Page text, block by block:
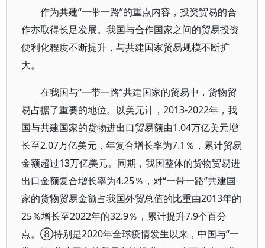
作为共建“一带一路”的重点内容，投资贸易的合
作亦取得长足发展。我国与合作国家之间的贸易投资
便利化程度不断提升，与共建国家贸易规模不断扩
大。
在我国与“一带一路”共建国家的贸易中，货物贸
易占据了重要的地位。以美元计，2013-2022年，我
国与共建国家的货物进出口贸易额由1.04万亿美元增
长至2.07万亿美元，年复合增长率为7.1％，累计贸易
金额超过13万亿美元。同期，我国整体的货物贸易进
出口金额复合增长率为4.25％，对“一带一路”共建国
家的货物贸易金额占我国外贸总值的比重由2013年的
25％增长至2022年的32.9％，累计提升7.9个百分
点。⑧特别是2020年全球疫情发生以来，中国与“一